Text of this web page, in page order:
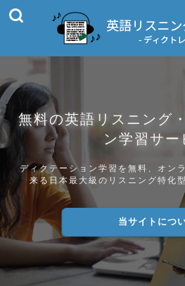
無料の英語リスニング
ン学習サー
ディクテーション学習を無料、オン
来る日本最大級のリスニング特化
当サイトにつ